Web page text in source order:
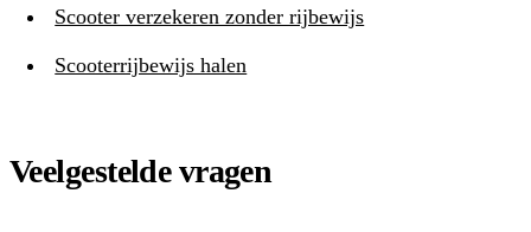
Scooter verzekeren zonder rijbewijs
Scooterrijbewijs halen
Veelgestelde vragen